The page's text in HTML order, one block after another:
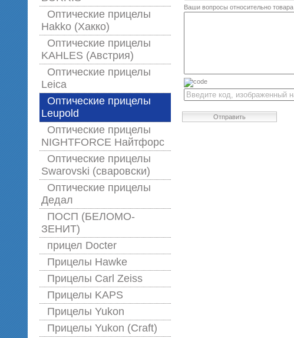
Оптические прицелы
Hakko (Хакко)
Оптические прицелы
KAHLES (Австрия)
Оптические прицелы
Leica
Оптические прицелы
Leupold
Оптические прицелы
NIGHTFORCE Найтфорс
Оптические прицелы
Swarovski (сваровски)
Оптические прицелы
Дедал
ПОСП (БЕЛОМО-
ЗЕНИТ)
прицел Docter
Прицелы Hawke
Прицелы Carl Zeiss
Прицелы KAPS
Прицелы Yukon
Прицелы Yukon (Craft)
Ваши вопросы относительно товара
Отправить